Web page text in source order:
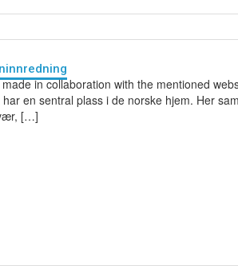
in collaboration with the mentioned
en sentral plass i de norske hjem. Her
[…]